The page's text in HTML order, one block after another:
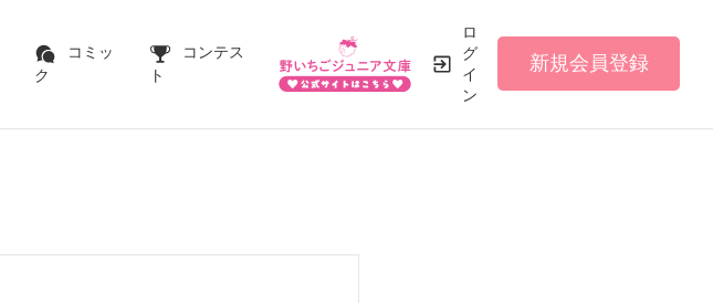
コミッ
ク
コンテス
ト
ロ
グ
イ
ン
新規会員登録